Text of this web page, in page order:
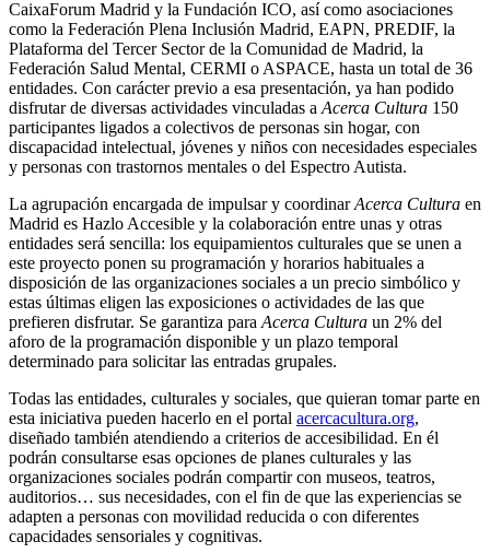
CaixaForum Madrid y la Fundación ICO, así como asociaciones
como la Federación Plena Inclusión Madrid, EAPN, PREDIF, la
Plataforma del Tercer Sector de la Comunidad de Madrid, la
Federación Salud Mental, CERMI o ASPACE, hasta un total de 36
entidades. Con carácter previo a esa presentación, ya han podido
disfrutar de diversas actividades vinculadas a Acerca Cultura 150
participantes ligados a colectivos de personas sin hogar, con
discapacidad intelectual, jóvenes y niños con necesidades especiales
y personas con trastornos mentales o del Espectro Autista.
La agrupación encargada de impulsar y coordinarAcerca Cultura en
Madrid es Hazlo Accesible y la colaboración entre unas y otras
entidades será sencilla: los equipamientos culturales que se unen a
este proyecto ponen su programación y horarios habituales a
disposición de las organizaciones sociales a un precio simbólico y
estas últimas eligen las exposiciones o actividades de las que
prefieren disfrutar. Se garantiza para Acerca Cultura un 2% del
aforo de la programación disponible y un plazo temporal
determinado para solicitar las entradas grupales.
Todas las entidades, culturales y sociales, que quieran tomar parte en
esta iniciativa pueden hacerlo en el portal acercacultura.org,
diseñado también atendiendo a criterios de accesibilidad. En él
podrán consultarse esas opciones de planes culturales y las
organizaciones sociales podrán compartir con museos, teatros,
auditorios… sus necesidades, con el fin de que las experiencias se
adapten a personas con movilidad reducida o con diferentes
capacidades sensoriales y cognitivas.